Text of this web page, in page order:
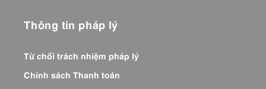
Thông tin pháp lý
Từ chối trách nhiệm pháp lý
Chính sách Thanh toán